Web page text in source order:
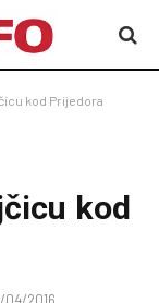
kod Prijedora
kod